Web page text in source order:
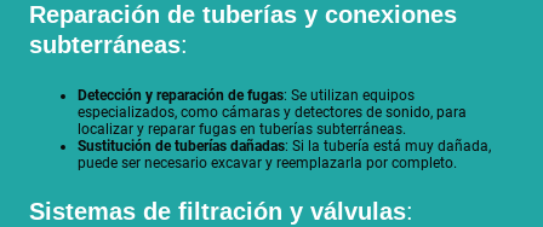
Reparación de tuberías y conexiones
subterráneas:
Detección y reparación de fugas: Se utilizan equipos
especializados, como cámaras y detectores de sonido, para
localizar y reparar fugas en tuberías subterráneas.
Sustitución de tuberías dañadas: Si la tubería está muy dañada,
puede ser necesario excavar y reemplazarla por completo.
Sistemas de filtración y válvulas: